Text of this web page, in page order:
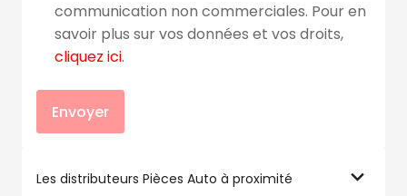
communication non commerciales. Pour en
savoir plus sur vos données et vos droits,
cliquez ici.
Envoyer
Les distributeurs Pièces Auto à proximité